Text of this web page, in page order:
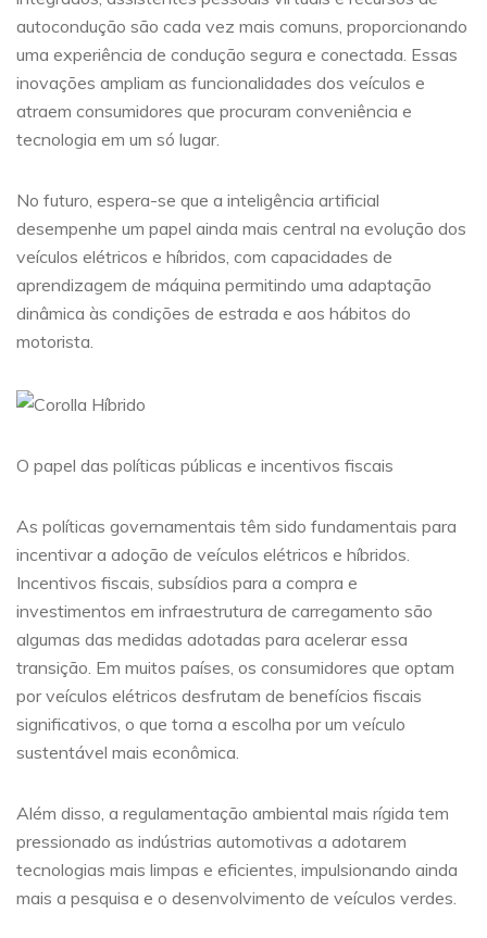
autocondução são cada vez mais comuns, proporcionando
uma experiência de condução segura e conectada. Essas
inovações ampliam as funcionalidades dos veículos e
atraem consumidores que procuram conveniência e
tecnologia em um só lugar.
No futuro, espera-se que a inteligência artificial
desempenhe um papel ainda mais central na evolução dos
veículos elétricos e híbridos, com capacidades de
aprendizagem de máquina permitindo uma adaptação
dinâmica às condições de estrada e aos hábitos do
motorista.
O papel das políticas públicas e incentivos fiscais
As políticas governamentais têm sido fundamentais para
incentivar a adoção de veículos elétricos e híbridos.
Incentivos fiscais, subsídios para a compra e
investimentos em infraestrutura de carregamento são
algumas das medidas adotadas para acelerar essa
transição. Em muitos países, os consumidores que optam
por veículos elétricos desfrutam de benefícios fiscais
significativos, o que torna a escolha por um veículo
sustentável mais econômica.
Além disso, a regulamentação ambiental mais rígida tem
pressionado as indústrias automotivas a adotarem
tecnologias mais limpas e eficientes, impulsionando ainda
mais a pesquisa e o desenvolvimento de veículos verdes.